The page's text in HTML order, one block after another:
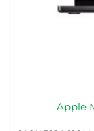
Apple